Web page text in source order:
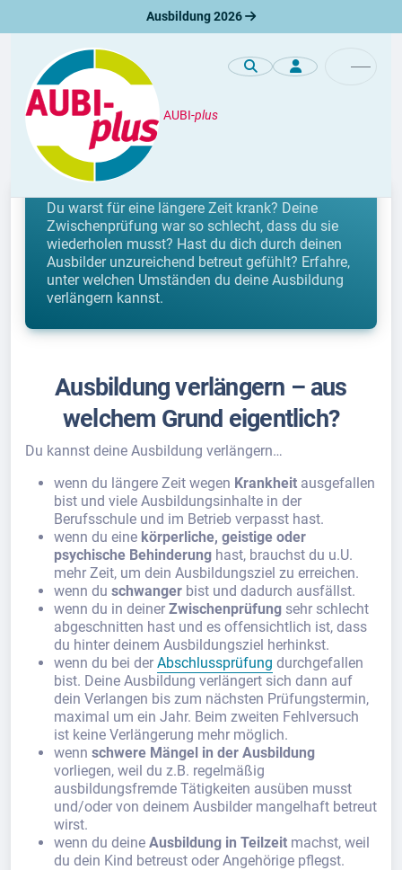
Ausbildung 2026
AUBI-plus
Ausbildung
Verlängerung der Ausbildung
Du warst für eine längere Zeit krank? Deine
Zwischenprüfung war so schlecht, dass du sie
wiederholen musst? Hast du dich durch deinen
Ausbilder unzureichend betreut gefühlt? Erfahre,
unter welchen Umständen du deine Ausbildung
verlängern kannst.
Ausbildung verlängern – aus
welchem Grund eigentlich?
Du kannst deine Ausbildung verlängern…
wenn du längere Zeit wegen Krankheit ausgefallen
bist und viele Ausbildungsinhalte in der
Berufsschule und im Betrieb verpasst hast.
wenn du eine körperliche, geistige oder
psychische Behinderung hast, brauchst du u.U.
mehr Zeit, um dein Ausbildungsziel zu erreichen.
wenn du schwanger bist und dadurch ausfällst.
wenn du in deiner Zwischenprüfung sehr schlecht
abgeschnitten hast und es offensichtlich ist, dass
du hinter deinem Ausbildungsziel herhinkst.
wenn du bei der Abschlussprüfung durchgefallen
bist. Deine Ausbildung verlängert sich dann auf
dein Verlangen bis zum nächsten Prüfungstermin,
maximal um ein Jahr. Beim zweiten Fehlversuch
ist keine Verlängerung mehr möglich.
wenn schwere Mängel in der Ausbildung
vorliegen, weil du z.B. regelmäßig
ausbildungsfremde Tätigkeiten ausüben musst
und/oder von deinem Ausbilder mangelhaft betreut
wirst.
wenn du deine Ausbildung in Teilzeit machst, weil
du dein Kind betreust oder Angehörige pflegst.